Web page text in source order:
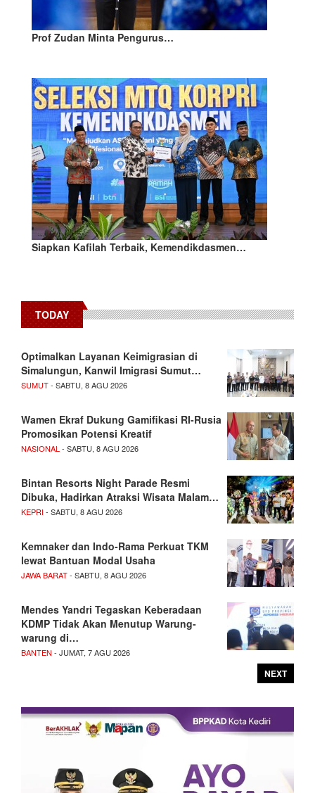
Prof Zudan Minta Pengurus…
Siapkan Kafilah Terbaik, Kemendikdasmen…
TODAY
Optimalkan Layanan Keimigrasian di
Simalungun, Kanwil Imigrasi Sumut…
SUMUT- SABTU, 8 AGU 2026
Wamen Ekraf Dukung Gamifikasi RI-Rusia
Promosikan Potensi Kreatif
NASIONAL- SABTU, 8 AGU 2026
Bintan Resorts Night Parade Resmi
Dibuka, Hadirkan Atraksi Wisata Malam…
KEPRI- SABTU, 8 AGU 2026
Kemnaker dan Indo-Rama Perkuat TKM
lewat Bantuan Modal Usaha
JAWA BARAT- SABTU, 8 AGU 2026
Mendes Yandri Tegaskan Keberadaan
KDMP Tidak Akan Menutup Warung-
warung di…
BANTEN - JUMAT, 7 AGU 2026
NEXT